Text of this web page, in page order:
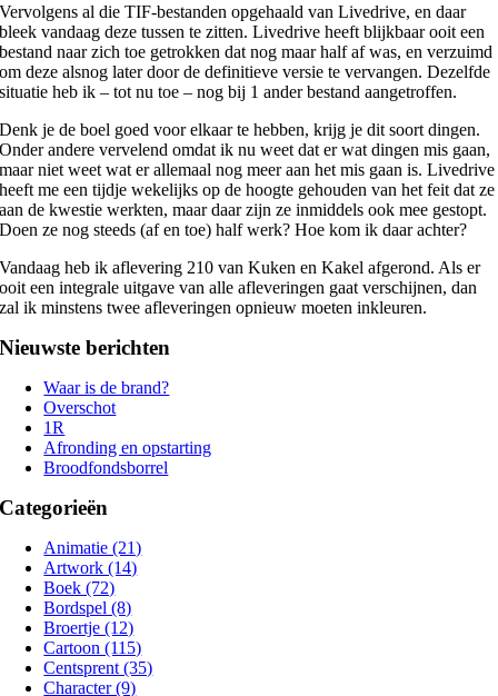
Vervolgens al die TIF-bestanden opgehaald van Livedrive, en daar
bleek vandaag deze tussen te zitten. Livedrive heeft blijkbaar ooit een
bestand naar zich toe getrokken dat nog maar half af was, en verzuimd
om deze alsnog later door de definitieve versie te vervangen. Dezelfde
situatie heb ik – tot nu toe – nog bij 1 ander bestand aangetroffen.
Denk je de boel goed voor elkaar te hebben, krijg je dit soort dingen.
Onder andere vervelend omdat ik nu weet dat er wat dingen mis gaan,
maar niet weet wat er allemaal nog meer aan het mis gaan is. Livedrive
heeft me een tijdje wekelijks op de hoogte gehouden van het feit dat ze
aan de kwestie werkten, maar daar zijn ze inmiddels ook mee gestopt.
Doen ze nog steeds (af en toe) half werk? Hoe kom ik daar achter?
Vandaag heb ik aflevering 210 van Kuken en Kakel afgerond. Als er
ooit een integrale uitgave van alle afleveringen gaat verschijnen, dan
zal ik minstens twee afleveringen opnieuw moeten inkleuren.
Nieuwste berichten
Waar is de brand?
Overschot
1R
Afronding en opstarting
Broodfondsborrel
Categorieën
Animatie (21)
Artwork (14)
Boek (72)
Bordspel (8)
Broertje (12)
Cartoon (115)
Centsprent (35)
Character (9)